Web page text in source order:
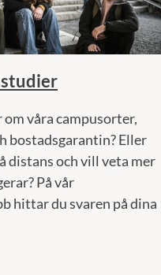
våra campusorter,
bostadsgarantin? Eller
distans och vill veta mer
På vår
hittar du svaren på dina